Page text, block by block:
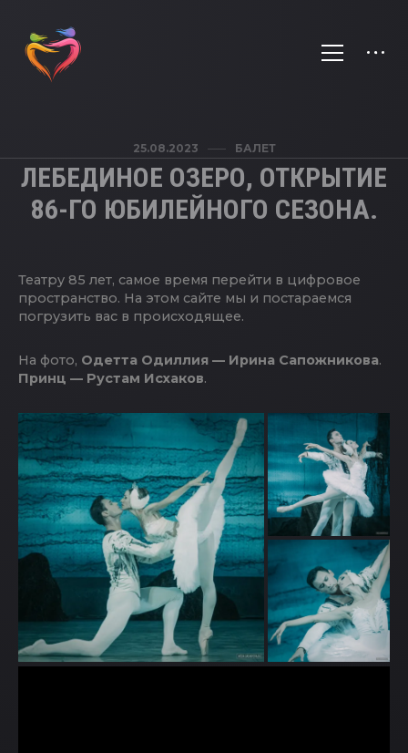
25.08.2023 БАЛЕТ
ЛЕБЕДИНОЕ ОЗЕРО, ОТКРЫТИЕ
86-ГО ЮБИЛЕЙНОГО СЕЗОНА.
Театру 85 лет, самое время перейти в цифровое
пространство. На этом сайте мы и постараемся
погрузить вас в происходящее.
На фото, Одетта Одиллия — Ирина Сапожникова.
Принц — Рустам Исхаков.